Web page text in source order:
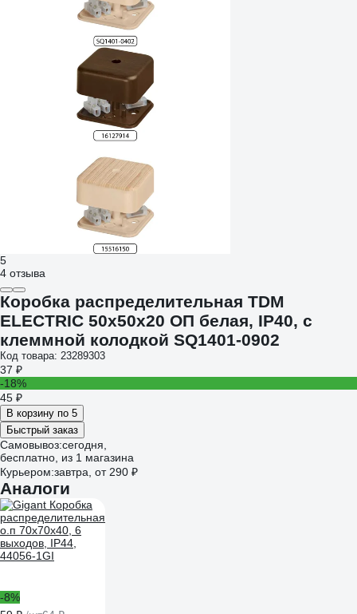
5
4 отзыва
Коробка распределительная TDM
ELECTRIC 50х50х20 ОП белая, IP40, с
клеммной колодкой SQ1401-0902
Код товара: 23289303
37 ₽
-18%
45 ₽
В корзину по 5
Быстрый заказ
Самовывоз:сегодня,
бесплатно , из 1 магазина
Курьером:завтра, от 290 ₽
Аналоги
-8%